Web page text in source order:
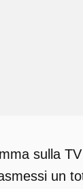
sulla
un